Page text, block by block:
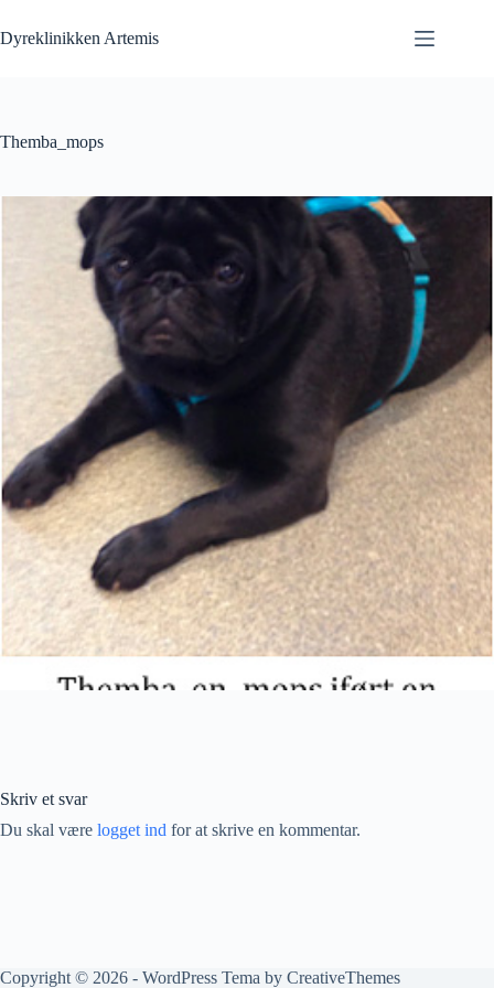
til
indhold
Dyreklinikken Artemis
Themba_mops
Skriv et svar
Du skal være logget ind for at skrive en kommentar.
Copyright © 2026 - WordPress Tema by CreativeThemes